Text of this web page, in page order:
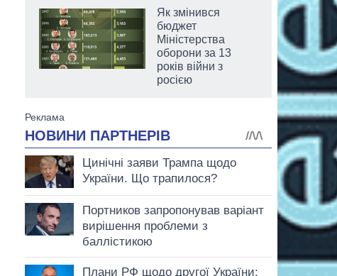
Як змінився
бюджет
Міністерства
оборони за 13
років війни з
росією